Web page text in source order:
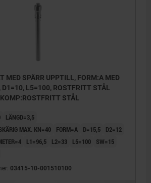
MED SPÄRR UPPTILL, FORM:A MED
D1=10, L5=100, ROSTFRITT STÅL
STÅL
LÄNGD=3,5
MAX. KN=40
FORM=A D=15,5
D2=12
L1=96,5 L2=33 L5=100
SW=15
03415-10-001510100